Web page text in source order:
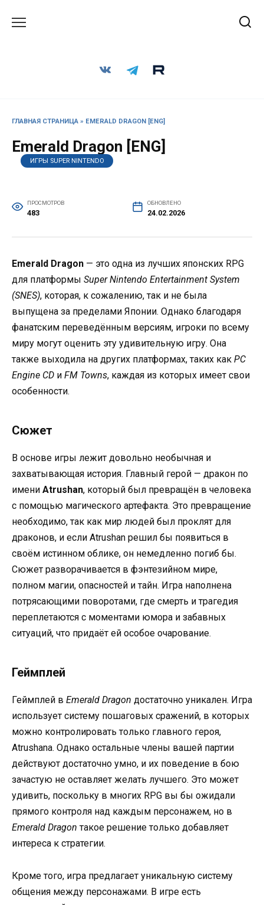
ГЛАВНАЯ СТРАНИЦА » EMERALD DRAGON [ENG]
Emerald Dragon [ENG]
ИГРЫ SUPER NINTENDO
ПРОСМОТРОВ
483
ОБНОВЛЕНО
24.02.2026
Emerald Dragon — это одна из лучших японских RPG
для платформы Super Nintendo Entertainment System
(SNES), которая, к сожалению, так и не была
выпущена за пределами Японии. Однако благодаря
фанатским переведённым версиям, игроки по всему
миру могут оценить эту удивительную игру. Она
также выходила на других платформах, таких как PC
Engine CD и FM Towns, каждая из которых имеет свои
особенности.
Сюжет
В основе игры лежит довольно необычная и
захватывающая история. Главный герой — дракон по
имени Atrushan, который был превращён в человека
с помощью магического артефакта. Это превращение
необходимо, так как мир людей был проклят для
драконов, и если Atrushan решил бы появиться в
своём истинном облике, он немедленно погиб бы.
Сюжет разворачивается в фэнтезийном мире,
полном магии, опасностей и тайн. Игра наполнена
потрясающими поворотами, где смерть и трагедия
переплетаются с моментами юмора и забавных
ситуаций, что придаёт ей особое очарование.
Геймплей
Геймплей в Emerald Dragon достаточно уникален. Игра
использует систему пошаговых сражений, в которых
можно контролировать только главного героя,
Atrushana. Однако остальные члены вашей партии
действуют достаточно умно, и их поведение в бою
зачастую не оставляет желать лучшего. Это может
удивить, поскольку в многих RPG вы бы ожидали
прямого контроля над каждым персонажем, но в
Emerald Dragon такое решение только добавляет
интереса к стратегии.
Кроме того, игра предлагает уникальную систему
общения между персонажами. В игре есть